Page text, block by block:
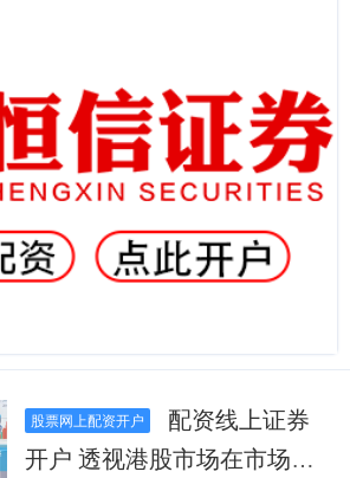
股票网上配资开户
开户 透视港股市场在市场运